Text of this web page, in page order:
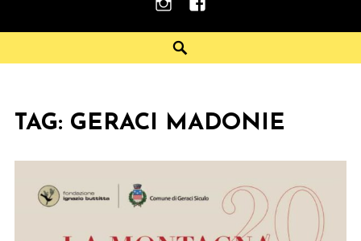
instagramfacebook
TAG: GERACI MADONIE